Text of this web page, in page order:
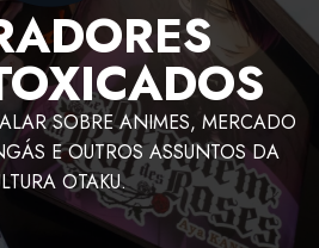
SOBRE ANIMES, MERCADO
E OUTROS ASSUNTOS DA
OTAKU.